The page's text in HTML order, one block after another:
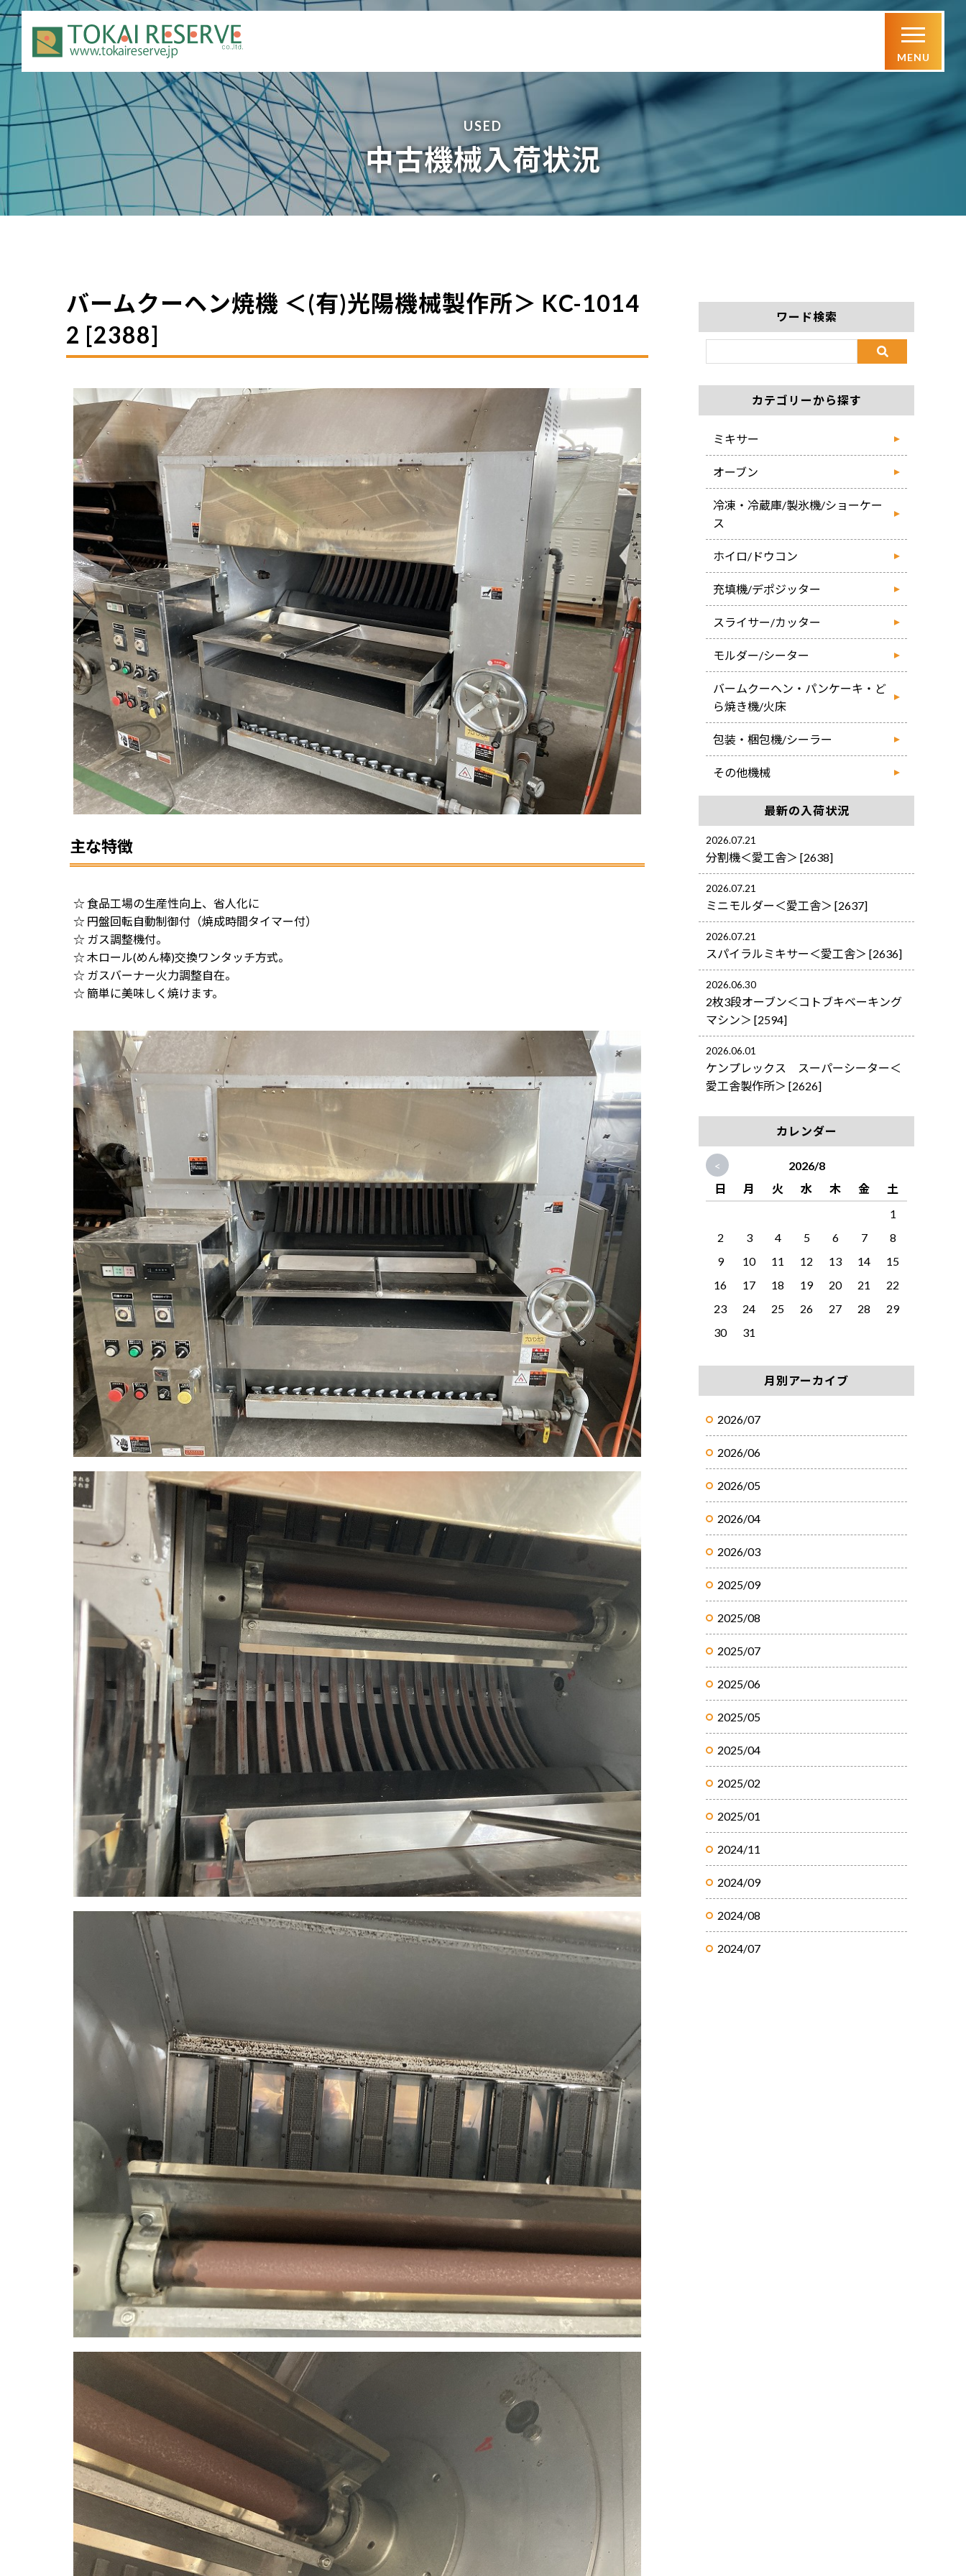
USED
中古機械入荷状況
バームクーヘン焼機 ＜(有)光陽機械製作所＞ KC-1014
2 [2388]
主な特徴
☆ 食品工場の生産性向上、省人化に
☆ 円盤回転自動制御付（焼成時間タイマー付）
☆ ガス調整機付。
☆ 木ロール(めん棒)交換ワンタッチ方式。
☆ ガスバーナー火力調整自在。
☆ 簡単に美味しく焼けます。
ワード検索
カテゴリーから探す
ミキサー
オーブン
冷凍・冷蔵庫/製氷機/ショーケー
ス
ホイロ/ドウコン
充填機/デポジッター
スライサー/カッター
モルダー/シーター
バームクーヘン・パンケーキ・ど
ら焼き機/火床
包装・梱包機/シーラー
その他機械
最新の入荷状況
2026.07.21
分割機＜愛工舎＞ [2638]
2026.07.21
ミニモルダー＜愛工舎＞ [2637]
2026.07.21
スパイラルミキサー＜愛工舎＞ [2636]
2026.06.30
2枚3段オーブン＜コトブキベーキング
マシン＞ [2594]
2026.06.01
ケンプレックス スーパーシーター＜
愛工舎製作所＞ [2626]
カレンダー
<
2026/8
日
月 火 水 木 金
土
1
2
3 4 5 6 7
8
9
10 11 12 13 14
15
16
17 18 19 20 21
22
23
24 25 26 27 28
29
30
31
月別アーカイブ
2026/07
2026/06
2026/05
2026/04
2026/03
2025/09
2025/08
2025/07
2025/06
2025/05
2025/04
2025/02
2025/01
2024/11
2024/09
2024/08
2024/07